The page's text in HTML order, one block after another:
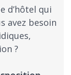
d’hôtel qui
avez besoin
?